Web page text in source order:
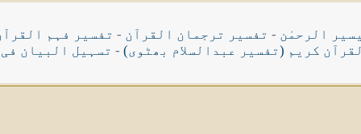
الرحمٰن - تفسیر ترجمان القرآن - تفسیر فہم
کریم (تفسیر عبدالسلام بھٹوی) - تسہیل البیان